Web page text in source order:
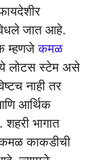
जात आहे.
म्हणजेकमळ
लोटस स्टेम असे
नाही तर
आर्थिक
शहरी भागात
कमळ काकडीची